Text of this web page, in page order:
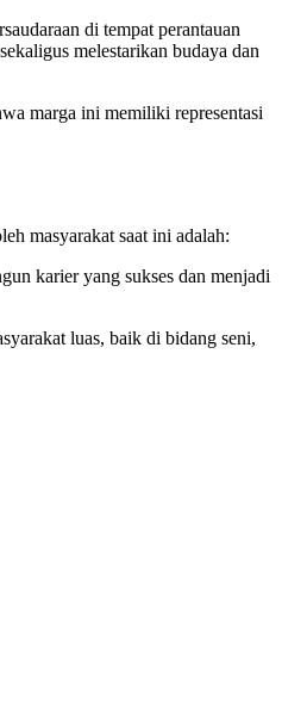
di tempat perantauan
melestarikan budaya dan
marga ini memiliki representasi
masyarakat saat ini adalah:
karier yang sukses dan menjadi
luas, baik di bidang seni,